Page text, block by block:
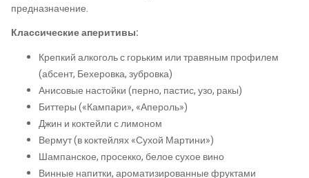
предназначение.
Классические аперитивы:
Крепкий алкоголь с горьким или травяным профилем
(абсент, Бехеровка, зубровка)
Анисовые настойки (перно, пастис, узо, ракы)
Биттеры («Кампари», «Апероль»)
Джин и коктейли с лимоном
Вермут (в коктейлях «Сухой Мартини»)
Шампанское, просекко, белое сухое вино
Винные напитки, ароматизированные фруктами